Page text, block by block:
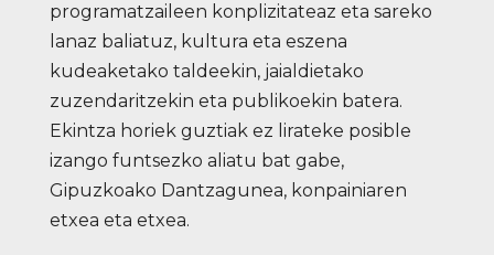
programatzaileen konplizitateaz eta sareko
lanaz baliatuz, kultura eta eszena
kudeaketako taldeekin, jaialdietako
zuzendaritzekin eta publikoekin batera.
Ekintza horiek guztiak ez lirateke posible
izango funtsezko aliatu bat gabe,
Gipuzkoako Dantzagunea, konpainiaren
etxea eta etxea.